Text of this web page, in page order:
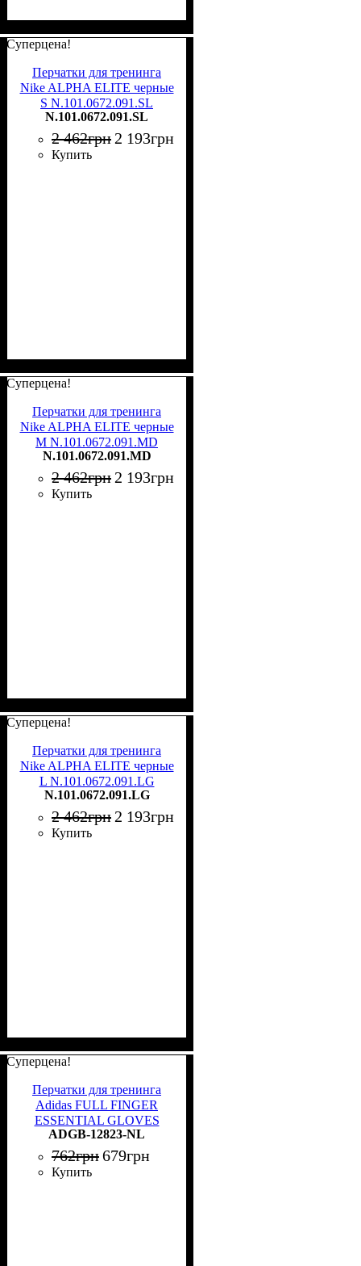
Суперцена!
Перчатки для тренинга
Nike ALPHA ELITE черные
S N.101.0672.091.SL
N.101.0672.091.SL
2 462грн 2 193грн
Купить
Суперцена!
Перчатки для тренинга
Nike ALPHA ELITE черные
M N.101.0672.091.MD
N.101.0672.091.MD
2 462грн 2 193грн
Купить
Суперцена!
Перчатки для тренинга
Nike ALPHA ELITE черные
L N.101.0672.091.LG
N.101.0672.091.LG
2 462грн 2 193грн
Купить
Суперцена!
Перчатки для тренинга
Adidas FULL FINGER
ESSENTIAL GLOVES
черные S ADGB-12823-NL
ADGB-12823-NL
762грн679грн
Купить